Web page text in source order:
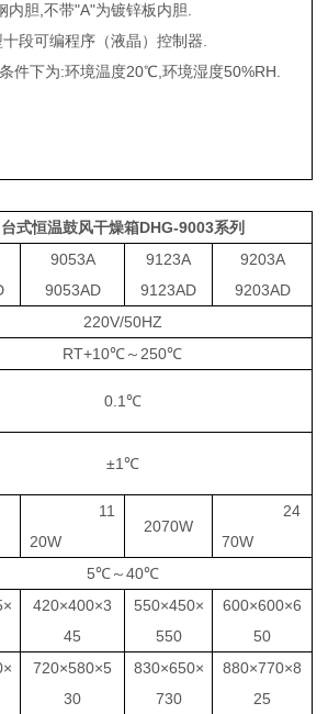
内胆,不带"A"为镀锌板内胆.
段可编程序（液晶）控制器.
件下为:环境温度20℃,环境湿度50%RH.
台式恒温鼓风干燥箱DHG-9003系列
9053A
9053AD
9123A
9123AD
9203A
9203AD
220V/50HZ
RT+10℃～250℃
0.1℃
±1℃
11
20W
2070W
24
70W
5℃～40℃
420×400×3
45
550×450×
550
600×600×6
50
720×580×5
30
830×650×
730
880×770×8
25